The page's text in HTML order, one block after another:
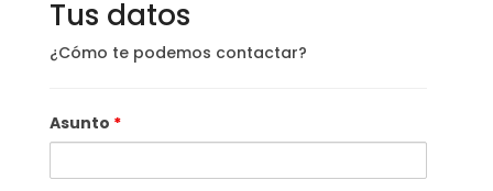
Tus datos
¿Cómo te podemos contactar?
Asunto *